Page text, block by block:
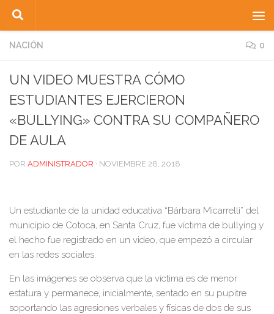
Saltar al contenido
NACIÓN 0
UN VIDEO MUESTRA CÓMO
ESTUDIANTES EJERCIERON
«BULLYING» CONTRA SU COMPAÑERO
DE AULA
POR ADMINISTRADOR · NOVIEMBRE 28, 2018
Un estudiante de la unidad educativa “Bárbara Micarrelli” del
municipio de Cotoca, en Santa Cruz, fue víctima de bullying y
el hecho fue registrado en un video, que empezó a circular
en las redes sociales.
En las imágenes se observa que la víctima es de menor
estatura y permanece, inicialmente, sentado en su pupitre
soportando las agresiones verbales y físicas de dos de sus